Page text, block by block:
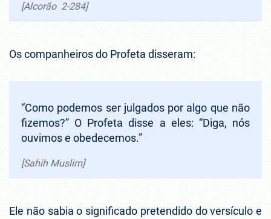
[Alcorão 2-284]
Os companheiros do Profeta disseram:
“Como podemos ser julgados por algo que não
fizemos?” O Profeta disse a eles: “Diga, nós
ouvimos e obedecemos.”
[Sahih Muslim]
Ele não sabia o significado pretendido do versículo e